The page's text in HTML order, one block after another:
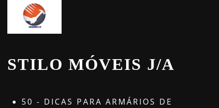
STILO MÓVEIS J/A
50 - DICAS PARA ARMÁRIOS DE